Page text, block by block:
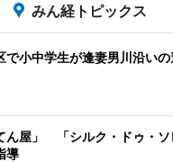
みん経トピックス
で小中学生が逢妻男川沿い
ん屋」 「シルク・ドゥ・ソ
導